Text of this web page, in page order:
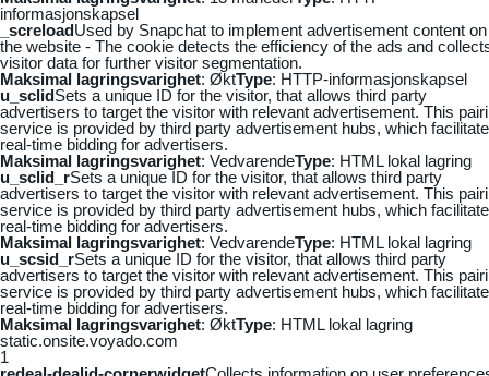
informasjonskapsel
_screloadUsed by Snapchat to implement advertisement content on
the website - The cookie detects the efficiency of the ads and
visitor data for further visitor segmentation.
Maksimal lagringsvarighet: ØktType: HTTP-informasjonskapsel
u_sclidSets a unique ID for the visitor, that allows third party
advertisers to target the visitor with relevant advertisement. This
service is provided by third party advertisement hubs, which
real-time bidding for advertisers.
Maksimal lagringsvarighet: VedvarendeType: HTML lokal lagring
u_sclid_rSets a unique ID for the visitor, that allows third party
advertisers to target the visitor with relevant advertisement. This
service is provided by third party advertisement hubs, which
real-time bidding for advertisers.
Maksimal lagringsvarighet: VedvarendeType: HTML lokal lagring
u_scsid_rSets a unique ID for the visitor, that allows third party
advertisers to target the visitor with relevant advertisement. This
service is provided by third party advertisement hubs, which
real-time bidding for advertisers.
Maksimal lagringsvarighet: ØktType: HTML lokal lagring
static.onsite.voyado.com
1